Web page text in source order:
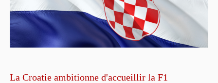
La Croatie ambitionne d'accueillir la F1